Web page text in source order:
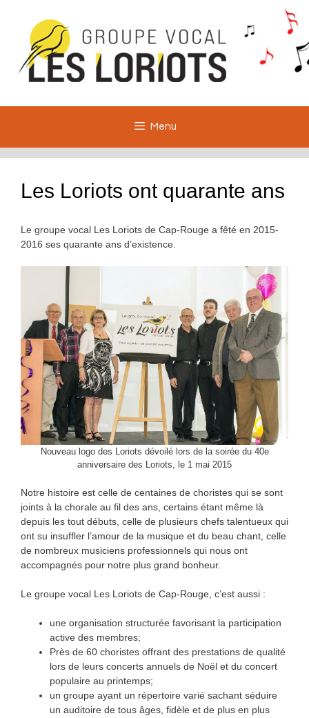
contenu
Menu
Les Loriots ont quarante ans
Le groupe vocal Les Loriots de Cap-Rouge a fêté en 2015-
2016 ses quarante ans d’existence.
Nouveau logo des Loriots dévoilé lors de la soirée du 40e
anniversaire des Loriots, le 1 mai 2015
Notre histoire est celle de centaines de choristes qui se sont
joints à la chorale au fil des ans, certains étant même là
depuis les tout débuts, celle de plusieurs chefs talentueux qui
ont su insuffler l’amour de la musique et du beau chant, celle
de nombreux musiciens professionnels qui nous ont
accompagnés pour notre plus grand bonheur.
Le groupe vocal Les Loriots de Cap-Rouge, c’est aussi :
une organisation structurée favorisant la participation
active des membres;
Près de 60 choristes offrant des prestations de qualité
lors de leurs concerts annuels de Noël et du concert
populaire au printemps;
un groupe ayant un répertoire varié sachant séduire
un auditoire de tous âges, fidèle et de plus en plus